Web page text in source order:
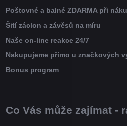
Poštovné a balné ZDARMA při
Šití záclon a závěsů na míru
Naše on-line reakce 24/7
Nakupujeme přímo u značkových
Bonus program
Co Vás může zajímat -